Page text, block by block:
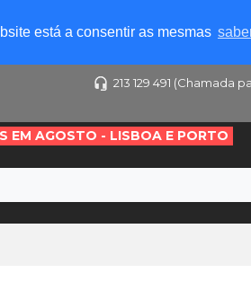
está a consentir as mesmas
213 129 491 (Chamada
EM AGOSTO - LISBOA E PORTO